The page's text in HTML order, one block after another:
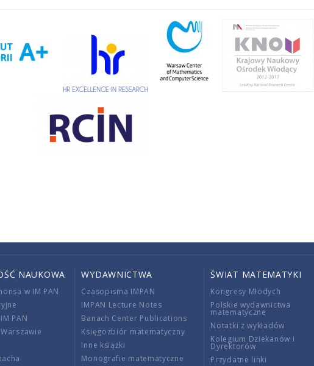
NAUKOWA
w IM PAN
PAN
WYDAWNICTWA
Czasopisma IMPAN
IMPAN Lecture Notes
Banach Center Publications
Księgozbiór matematyczny
Inne książki
Monografie matematyczne
ŚWIAT MATEMATYKI
Kongresy Młodych
Polskie wydawnictwa
matematyczne
Notatki z wykładów
Kolegium Dziekanów i
Dyrektorów
Przydatne linki